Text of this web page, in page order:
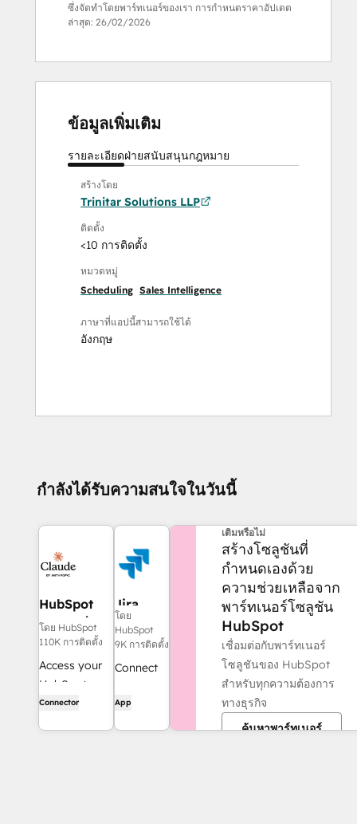
ซึ่งจัดทำโดยพาร์ทเนอร์ของเรา การกำหนดราคาอัปเดต
ล่าสุด: 26/02/2026
ข้อมูลเพิ่มเติม
รายละเอียดฝ่ายสนับสนุนกฎหมาย
สร้างโดย
Trinitar Solutions LLP
ติดตั้ง
<10 การติดตั้ง
หมวดหมู่
Scheduling Sales Intelligence
ภาษาที่แอปนี้สามารถใช้ได้
อังกฤษ
กำลังได้รับความสนใจในวันนี้
HubSpot
connector
for Claude
โดย HubSpot
110K การติดตั้ง
Access your
HubSpot
context in
Connector
Jira
โดย
HubSpot
9K การติดตั้ง
Connect
support
and dev
App
เติมหรือไม่
สร้างโซลูชันที่
กำหนดเองด้วย
ความช่วยเหลือจาก
พาร์ทเนอร์โซลูชัน
HubSpot
เชื่อมต่อกับพาร์ทเนอร์
โซลูชันของ HubSpot
สำหรับทุกความต้องการ
ทางธุรกิจ
ค้นหาพาร์ทเนอร์